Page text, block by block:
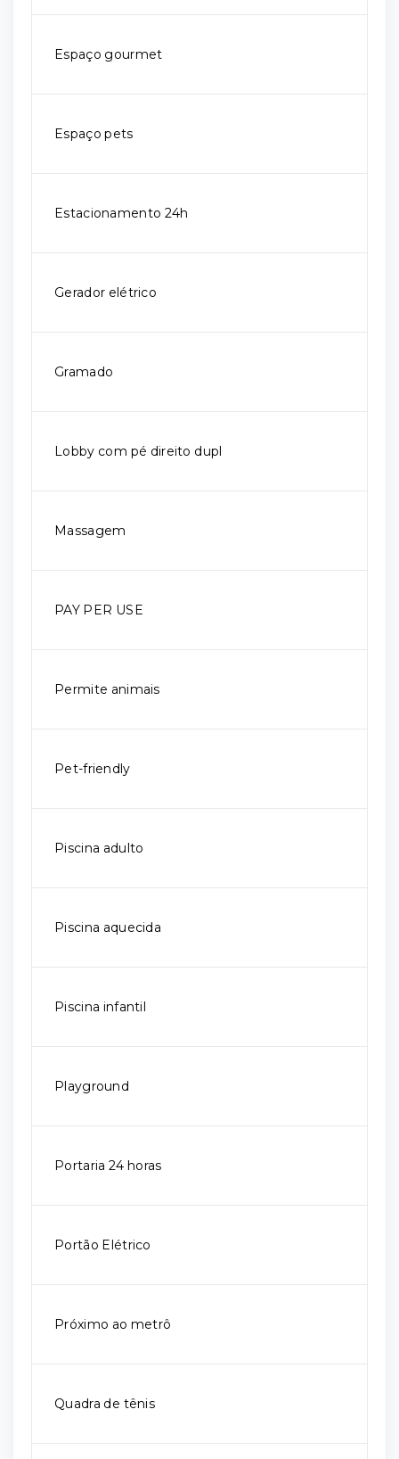
Espaço gourmet
Espaço pets
Estacionamento 24h
Gerador elétrico
Gramado
Lobby com pé direito dupl
Massagem
PAY PER USE
Permite animais
Pet-friendly
Piscina adulto
Piscina aquecida
Piscina infantil
Playground
Portaria 24 horas
Portão Elétrico
Próximo ao metrô
Quadra de tênis